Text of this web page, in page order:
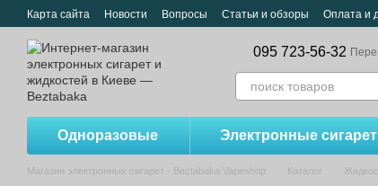
Перейти к основному контенту
Карта сайта Новости Вопросы Статьи и обзоры Оплата и
095 723-56-32
Одноразовые Электронные
Магазин электронных сигарет - Beztabaka Vapeshop Каталог